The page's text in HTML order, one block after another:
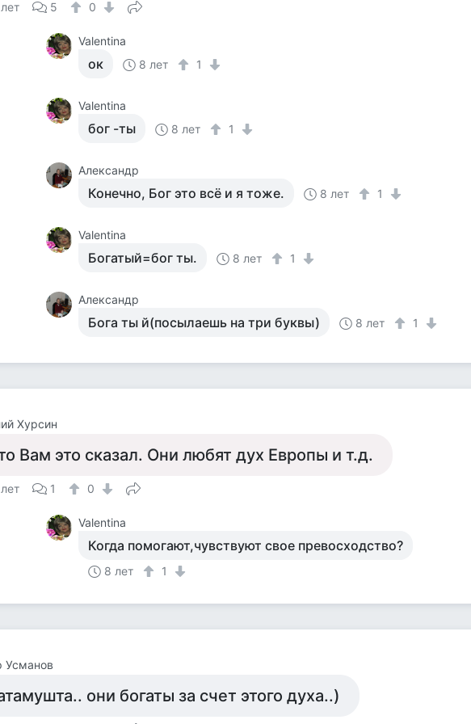
5 0
Valentina
ок 8 лет 1
Valentina
бог -ты 8 лет 1
Александр
Конечно, Бог это всё и я тоже. 8 лет 1
Valentina
Богатый=бог ты. 8 лет 1
Александр
Бога ты й(посылаешь на три буквы) 8 лет 1
Хурсин
Вам это сказал. Они любят дух Европы и т.д.
1 0
Valentina
Когда помогают,чувствуют свое превосходство?
8 лет 1
Усманов
они богаты за счет этого духа..)